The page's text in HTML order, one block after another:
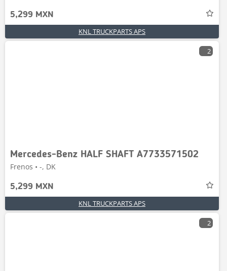
5,299 MXN
KNL TRUCKPARTS APS
2
Mercedes-Benz HALF SHAFT A7733571502
Frenos • -, DK
5,299 MXN
KNL TRUCKPARTS APS
2